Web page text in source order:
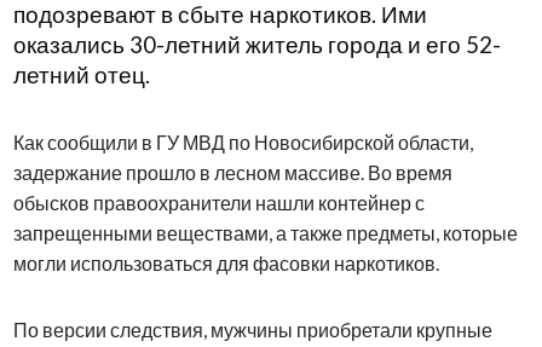
подозревают в сбыте наркотиков. Ими
оказались 30-летний житель города и его 52-
летний отец.
Как сообщили в ГУ МВД по Новосибирской области,
задержание прошло в лесном массиве. Во время
обысков правоохранители нашли контейнер с
запрещенными веществами, а также предметы, которые
могли использоваться для фасовки наркотиков.
По версии следствия, мужчины приобретали крупные